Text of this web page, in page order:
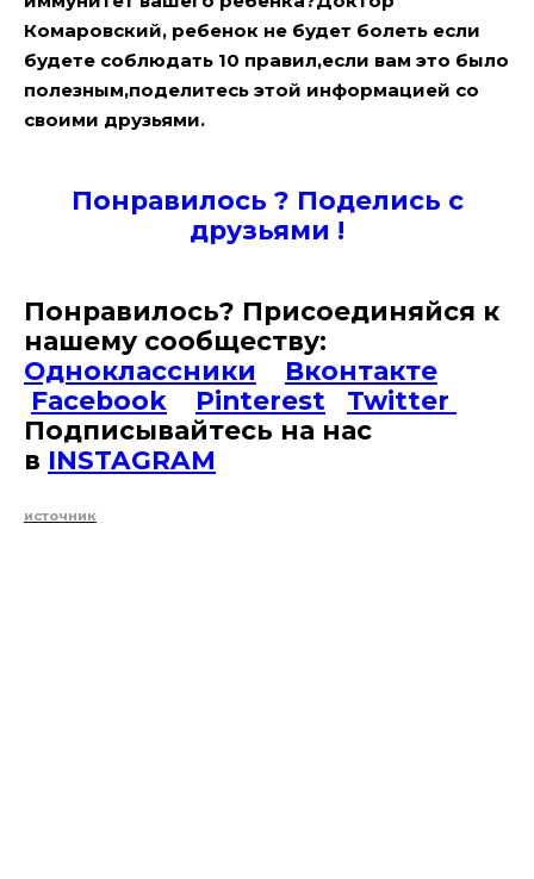
Комаровский, ребенок не будет болеть если
будете соблюдать 10 правил,если вам это было
полезным,поделитесь этой информацией со
своими друзьями.
Понравилось ? Поделись с
друзьями !
Понравилось? Присоединяйся к
нашему сообществу:
Одноклассники
Вконтакте
Facebook
Pinterest
Twitter
Подписывайтесь на наc
в INSTAGRAM
источник